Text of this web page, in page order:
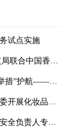
试点实施
协会开展公益捐赠活动
料产业迈出实质性步伐
案赋能专题交流活动
训暨现场观摩活动